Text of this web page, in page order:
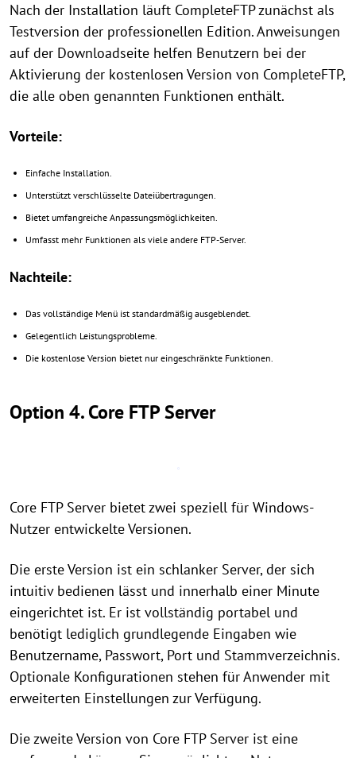
Nach der Installation läuft CompleteFTP zunächst als
Testversion der professionellen Edition. Anweisungen
auf der Downloadseite helfen Benutzern bei der
Aktivierung der kostenlosen Version von CompleteFTP,
die alle oben genannten Funktionen enthält.
Vorteile:
Einfache Installation.
Unterstützt verschlüsselte Dateiübertragungen.
Bietet umfangreiche Anpassungsmöglichkeiten.
Umfasst mehr Funktionen als viele andere FTP-Server.
Nachteile:
Das vollständige Menü ist standardmäßig ausgeblendet.
Gelegentlich Leistungsprobleme.
Die kostenlose Version bietet nur eingeschränkte Funktionen.
Option 4. Core FTP Server
Core FTP Server bietet zwei speziell für Windows-
Nutzer entwickelte Versionen.
Die erste Version ist ein schlanker Server, der sich
intuitiv bedienen lässt und innerhalb einer Minute
eingerichtet ist. Er ist vollständig portabel und
benötigt lediglich grundlegende Eingaben wie
Benutzername, Passwort, Port und Stammverzeichnis.
Optionale Konfigurationen stehen für Anwender mit
erweiterten Einstellungen zur Verfügung.
Die zweite Version von Core FTP Server ist eine